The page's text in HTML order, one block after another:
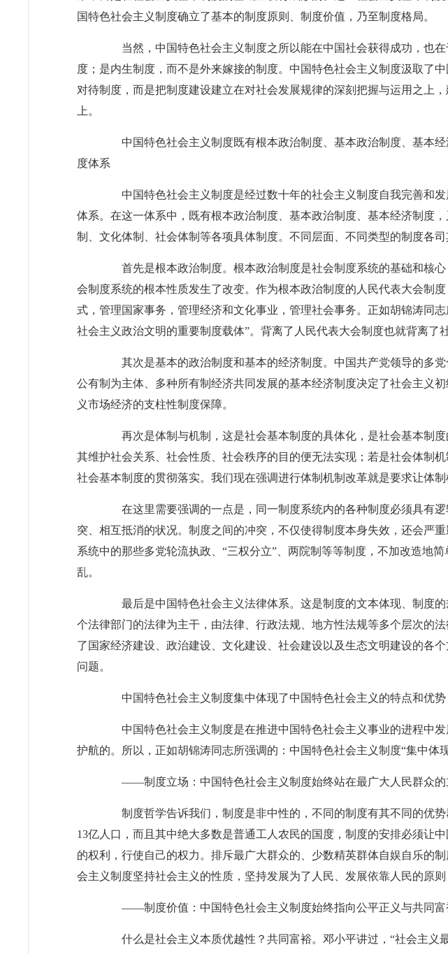
国特色社会主义制度确立了基本的制度原则、制度价值，乃至制度格局。
当然，中国特色社会主义制度之所以能在中国社会获得成功，也在
度；是内生制度，而不是外来嫁接的制度。中国特色社会主义制度汲取了
对待制度，而是把制度建设建立在对社会发展规律的深刻把握与运用之上
上。
中国特色社会主义制度既有根本政治制度、基本政治制度、基本经
度体系
中国特色社会主义制度是经过数十年的社会主义制度自我完善和发
体系。在这一体系中，既有根本政治制度、基本政治制度、基本经济制度
制、文化体制、社会体制等各项具体制度。不同层面、不同类型的制度各
首先是根本政治制度。根本政治制度是社会制度系统的基础和核心
会制度系统的根本性质发生了改变。作为根本政治制度的人民代表大会制
式，管理国家事务，管理经济和文化事业，管理社会事务。正如胡锦涛同
社会主义政治文明的重要制度载体”。背离了人民代表大会制度也就背离了
其次是基本的政治制度和基本的经济制度。中国共产党领导的多党
公有制为主体、多种所有制经济共同发展的基本经济制度决定了社会主义
义市场经济的支柱性制度保障。
再次是体制与机制，这是社会基本制度的具体化，是社会基本制度
其维护社会关系、社会性质、社会秩序的目的便无法实现；若是社会体制
社会基本制度的贯彻落实。我们现在强调进行体制机制改革就是要求让体
在这里需要强调的一点是，同一制度系统内的各种制度必须具有逻
突、相互抵消的状况。制度之间的冲突，不仅使得制度本身失效，还会严
系统中的那些多党轮流执政、“三权分立”、两院制等等制度，不加改造地
乱。
最后是中国特色社会主义法律体系。这是制度的文本体现、制度的
个法律部门的法律为主干，由法律、行政法规、地方性法规等多个层次的
了国家经济建设、政治建设、文化建设、社会建设以及生态文明建设的各
问题。
中国特色社会主义制度集中体现了中国特色社会主义的特点和优势
中国特色社会主义制度是在推进中国特色社会主义事业的进程中发
护航的。所以，正如胡锦涛同志所强调的：中国特色社会主义制度“集中体
——制度立场：中国特色社会主义制度始终站在最广大人民群众的
制度哲学告诉我们，制度是非中性的，不同的制度有其不同的优势
13亿人口，而且其中绝大多数是普通工人农民的国度，制度的安排必须让
的权利，行使自己的权力。排斥最广大群众的、少数精英群体自娱自乐的
会主义制度坚持社会主义的性质，坚持发展为了人民、发展依靠人民的原
——制度价值：中国特色社会主义制度始终指向公平正义与共同富
什么是社会主义本质优越性？共同富裕。邓小平讲过，“社会主义